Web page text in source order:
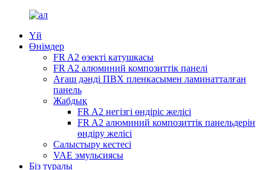
Үй
Өнімдер
FR A2 өзекті катушкасы
FR A2 алюминий композиттік панелі
Ағаш дәнді ПВХ пленкасымен ламинатталған
панель
Жабдық
FR A2 негізгі өндіріс желісі
FR A2 алюминий композиттік панельдерін
өндіру желісі
Салыстыру кестесі
VAE эмульсиясы
Біз туралы